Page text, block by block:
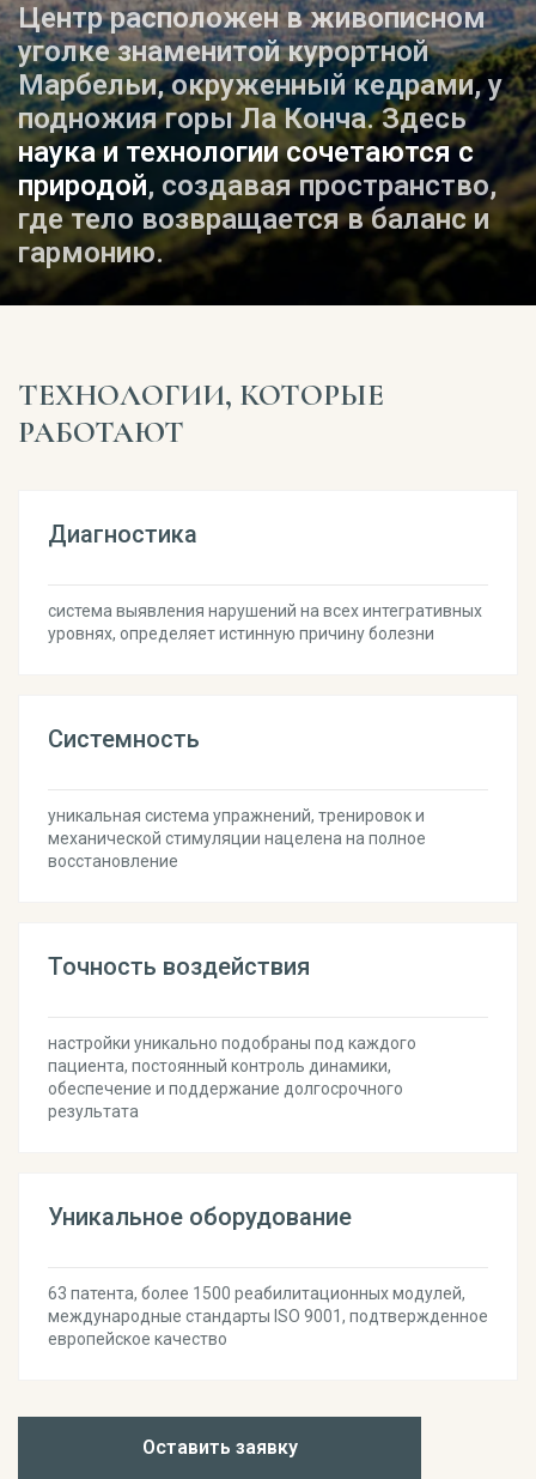
Центр расположен в живописном
уголке знаменитой курортной
Марбельи, окруженный кедрами, у
подножия горы Ла Конча. Здесь
наука и технологии сочетаются с
природой, создавая пространство,
где тело возвращается в баланс и
гармонию.
ТЕХНОЛОГИИ, КОТОРЫЕ
РАБОТАЮТ
Диагностика
система выявления нарушений на всех интегративных
уровнях, определяет истинную причину болезни
Системность
уникальная система упражнений, тренировок и
механической стимуляции нацелена на полное
восстановление
Точность воздействия
настройки уникально подобраны под каждого
пациента, постоянный контроль динамики,
обеспечение и поддержание долгосрочного
результата
Уникальное оборудование
63 патента, более 1500 реабилитационных модулей,
международные стандарты ISO 9001, подтвержденное
европейское качество
Оставить заявку